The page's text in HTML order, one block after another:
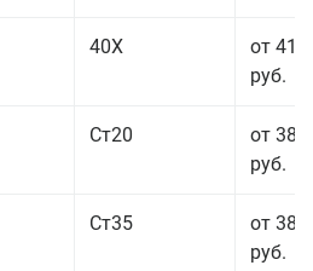
40Х
от 41
руб.
Ст20
от 38
руб.
Ст35
от 38
руб.